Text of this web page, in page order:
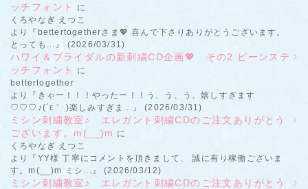
ッチフォント
に
くろやなぎ えつこ
より『bettertogetherさま💖 喜んで下さりありがとうございます。
とっても...』 (2026/03/31)
ハワイ＆ブライダルの新刺繍CD企画💖 その2 ビーンステ
ッチフォント
に
bettertogether
より『きゃー！！！やったー！！う、う、う、嬉しすぎます
♡♡♡♪(´ε｀ )楽しみすぎま...』 (2026/03/31)
ミシン刺繍教室♪ エレガント刺繍CDのご注文ありがとう
ございます。m(__)m に
くろやなぎ えつこ
より『YY様 丁寧にコメントを頂きまして、 誠に有り稼働ございま
す。m(__)m ミシ...』 (2026/03/12)
ミシン刺繍教室♪ エレガント刺繍CDのご注文ありがとう